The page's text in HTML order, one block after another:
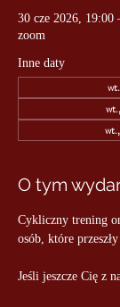
30 cze 2026, 19:00
zoom
Inne daty
O tym
Cykliczny trening
osób, które
Jeśli jeszcze Cię z